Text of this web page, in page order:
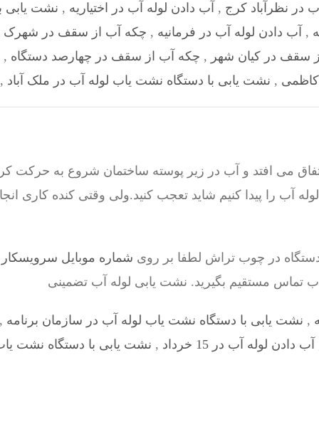
در نظرآباد کرج , آب دادن لوله آب در اختیاریه , نشت یابی
, آب دادن لوله آب در فرمانیه , چکه آب از سقف در شهرک
سقف در کیان شهر , چکه آب از سقف در چهارصد دستگاه ,
کاظمی , نشت یابی با دستگاه نشت یاب لوله آب در ملک آباد ,
می افتد و آب در زیر پوسته ساختمان شروع به حرکت
آب را پیدا کنیم شاید تعجب کنید.ولی وقتی کنده کاری
در چوب تراش لطفا بر روی شماره موبایل سرویسکار تشخیص
تماس مستقیم بگیرید. نشت یابی لوله آب تضمینی
, نشت یابی با دستگاه نشت یاب لوله آب در سازمان برنامه
آب دادن لوله آب در 15 خرداد , نشت یابی با دستگاه نشت